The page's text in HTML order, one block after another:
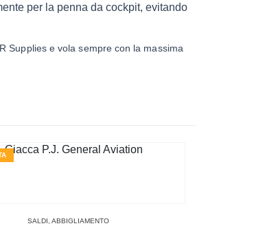
per la penna da cockpit, evitando
Supplies e vola sempre con la massima
SALDI ,ABBIGLIAMENTO